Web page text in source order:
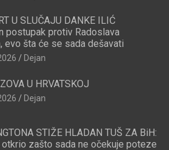
U SLUČAJU DANKE ILIĆ
postupak protiv Radoslava
evo šta će se sada dešavati
Dejan
U HRVATSKOJ
Dejan
STIŽE HLADAN TUŠ ZA BiH:
zašto sada ne očekuje poteze